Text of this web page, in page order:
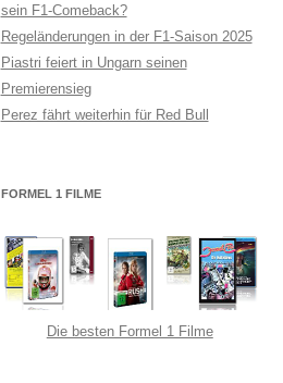
sein F1-Comeback?
Regeländerungen in der F1-Saison 2025
Piastri feiert in Ungarn seinen
Premierensieg
Perez fährt weiterhin für Red Bull
FORMEL 1 FILME
Die besten Formel 1 Filme